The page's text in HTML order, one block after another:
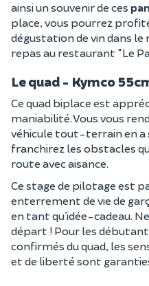
ainsi un souvenir de ces
place, vous pourrez
dégustation de vin dans
repas au restaurant "Le
Le quad - Kymco
Ce quad biplace est
maniabilité. Vous vous
véhicule tout-terrain en a
franchirez les obstacles
route avec aisance.
Ce stage de pilotage est
enterrement de vie de
en tant qu’idée-cadeau.
départ ! Pour les
confirmés du quad, les
et de liberté sont